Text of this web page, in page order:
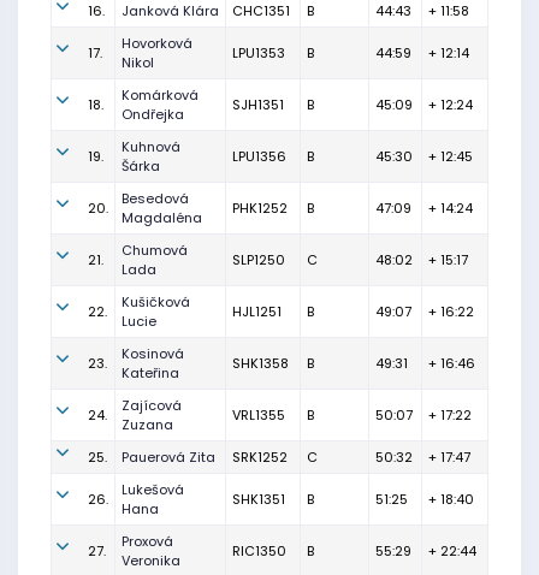
16. Janková Klára CHC1351 B 44:43 + 11:58
17.
Hovorková
Nikol
LPU1353 B 44:59 + 12:14
18.
Komárková
Ondřejka
SJH1351 B 45:09 + 12:24
19.
Kuhnová
Šárka
LPU1356 B 45:30 + 12:45
20.
Besedová
Magdaléna
PHK1252 B 47:09 + 14:24
21.
Chumová
Lada
SLP1250 C 48:02 + 15:17
22.
Kušičková
Lucie
HJL1251 B 49:07 + 16:22
23.
Kosinová
Kateřina
SHK1358 B 49:31 + 16:46
24.
Zajícová
Zuzana
VRL1355 B 50:07 + 17:22
25. Pauerová Zita SRK1252 C 50:32 + 17:47
26.
Lukešová
Hana
SHK1351 B 51:25 + 18:40
27.
Proxová
Veronika
RIC1350 B 55:29 + 22:44